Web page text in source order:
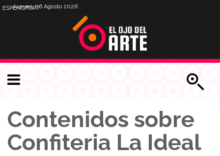
Jueves, 06 Agosto 2026
ESPENGPORT
Contenidos sobre
Confiteria La Ideal